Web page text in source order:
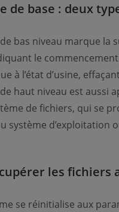
de base : deux
bas niveau marque la
le
à l’état d’usine,
haut niveau est aussi
de fichiers, qui se
système d’exploitation
les fichiers
se réinitialise aux